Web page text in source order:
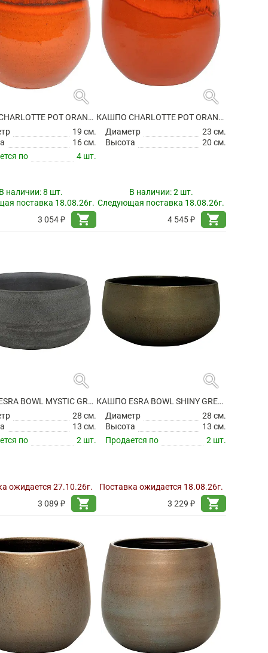
search
КАШПО CHARLOTTE POT ORANGE
19 см.
16 см.
по
4 шт.
наличии:8 шт.
поставка 18.08.26г.
3 054 ₽
shopping_cart
search
КАШПО CHARLOTTE POT ORANGE
Диаметр
23 см.
Высота
20 см.
В наличии:2 шт.
Следующая поставка 18.08.26г.
4 545 ₽
shopping_cart
search
КАШПО ESRA BOWL MYSTIC GREY
28 см.
13 см.
по
2 шт.
ожидается 27.10.26г.
3 089 ₽
shopping_cart
search
КАШПО ESRA BOWL SHINY GREEN
Диаметр
28 см.
Высота
13 см.
Продается по
2 шт.
Поставка ожидается 18.08.26г.
3 229 ₽
shopping_cart